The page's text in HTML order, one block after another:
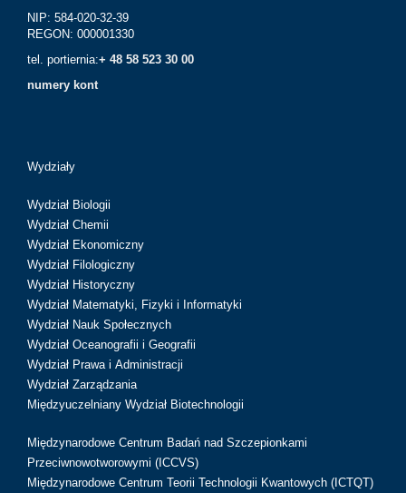
NIP: 584-020-32-39
REGON: 000001330
tel. portiernia:+ 48 58 523 30 00
numery kont
Wydziały
Wydział Biologii
Wydział Chemii
Wydział Ekonomiczny
Wydział Filologiczny
Wydział Historyczny
Wydział Matematyki, Fizyki i Informatyki
Wydział Nauk Społecznych
Wydział Oceanografii i Geografii
Wydział Prawa i Administracji
Wydział Zarządzania
Międzyuczelniany Wydział Biotechnologii
Międzynarodowe Centrum Badań nad Szczepionkami
Przeciwnowotworowymi (ICCVS)
Międzynarodowe Centrum Teorii Technologii Kwantowych (ICTQT)